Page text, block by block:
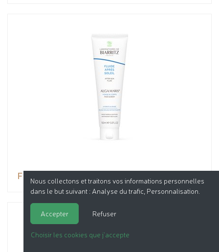
Fluide Après-Soleil
Nous collectons et traitons vos informations personnelles
dans le but suivant : Analyse du trafic, Personnalisation
Accepter Refuser
Choisir les cookies que j'accepte